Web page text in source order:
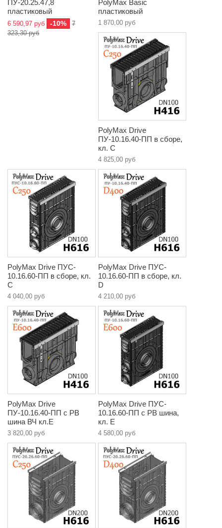
ПУ-20.25.47,8
пластиковый
6 590,97 руб -10%
7
323,30 руб
PolyMax Basic
пластиковый
1 870,00 руб
PolyMax Drive
ПУ-10.16.40-ПП в сборе,
кл. C
4 825,00 руб
PolyMax Drive ПУC-
10.16.60-ПП в сборе, кл.
C
4 040,00 руб
PolyMax Drive ПУC-
10.16.60-ПП в сборе, кл.
D
4 210,00 руб
PolyMax Drive
ПУ-10.16.40-ПП с РВ
шина ВЧ кл.E
3 820,00 руб
PolyMax Drive ПУC-
10.16.60-ПП c РВ шина,
кл. E
4 580,00 руб